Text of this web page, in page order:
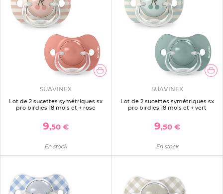
SUAVINEX
Lot de 2 sucettes symétriques sx
pro birdies 18 mois et + rose
9,50 €
En stock
SUAVINEX
Lot de 2 sucettes symétriques sx
pro birdies 18 mois et + vert
9,50 €
En stock